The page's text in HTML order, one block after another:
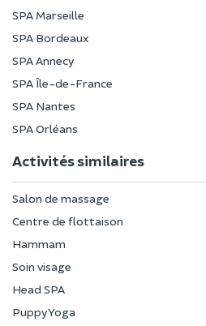
SPA Marseille
SPA Bordeaux
SPA Annecy
SPA Île-de-France
SPA Nantes
SPA Orléans
Activités similaires
Salon de massage
Centre de flottaison
Hammam
Soin visage
Head SPA
Puppy Yoga